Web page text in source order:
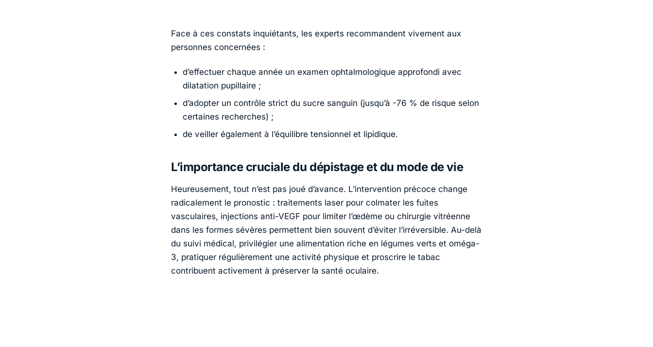
Face à ces constats inquiétants, les experts recommandent vivement aux
personnes concernées :
d’effectuer chaque année un examen ophtalmologique approfondi avec
dilatation pupillaire ;
d’adopter un contrôle strict du sucre sanguin (jusqu’à -76 % de risque selon
certaines recherches) ;
de veiller également à l’équilibre tensionnel et lipidique.
L’importance cruciale du dépistage et du mode de vie
Heureusement, tout n’est pas joué d’avance. L’intervention précoce change
radicalement le pronostic : traitements laser pour colmater les fuites
vasculaires, injections anti-VEGF pour limiter l’œdème ou chirurgie vitréenne
dans les formes sévères permettent bien souvent d’éviter l’irréversible. Au-delà
du suivi médical, privilégier une alimentation riche en légumes verts et oméga-
3, pratiquer régulièrement une activité physique et proscrire le tabac
contribuent activement à préserver la santé oculaire.